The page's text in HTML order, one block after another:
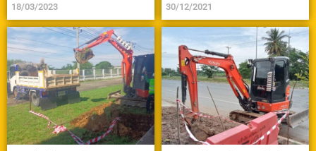
18/03/2023 30/12/2021